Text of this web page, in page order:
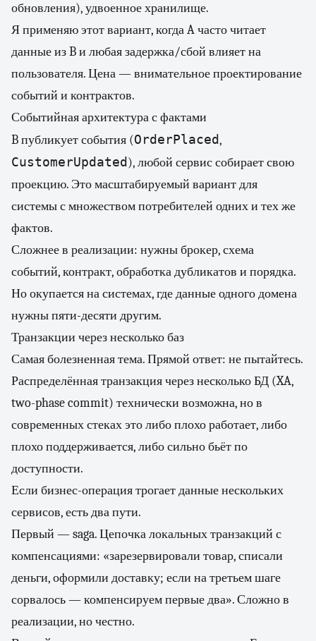
обновления), удвоенное хранилище.
Я применяю этот вариант, когда A часто читает
данные из B и любая задержка/сбой влияет на
пользователя. Цена — внимательное проектирование
событий и контрактов.
Событийная архитектура с фактами
B публикует события (OrderPlaced,
CustomerUpdated), любой сервис собирает свою
проекцию. Это масштабируемый вариант для
системы с множеством потребителей одних и тех же
фактов.
Сложнее в реализации: нужны брокер, схема
событий, контракт, обработка дубликатов и порядка.
Но окупается на системах, где данные одного домена
нужны пяти-десяти другим.
Транзакции через несколько баз
Самая болезненная тема. Прямой ответ: не пытайтесь.
Распределённая транзакция через несколько БД (XA,
two-phase commit) технически возможна, но в
современных стеках это либо плохо работает, либо
плохо поддерживается, либо сильно бьёт по
доступности.
Если бизнес-операция трогает данные нескольких
сервисов, есть два пути.
Первый — saga. Цепочка локальных транзакций с
компенсациями: «зарезервировали товар, списали
деньги, оформили доставку; если на третьем шаге
сорвалось — компенсируем первые два». Сложно в
реализации, но честно.